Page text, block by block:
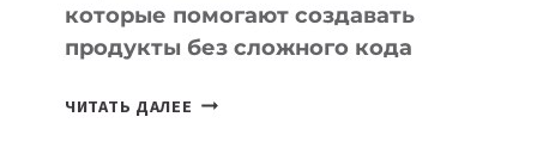
которые помогают создавать
продукты без сложного кода
ЧИТАТЬ ДАЛЕЕ 7